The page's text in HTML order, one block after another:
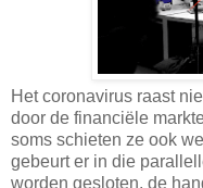
Het coronavirus raast
door de financiële
soms schieten ze ook
gebeurt er in die
worden gesloten, de